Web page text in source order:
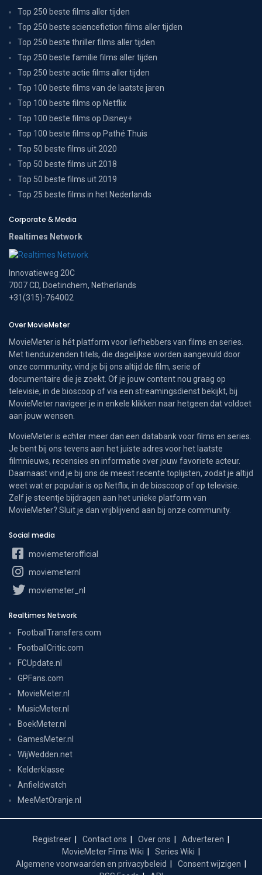
Top 250 beste films aller tijden
Top 250 beste sciencefiction films aller tijden
Top 250 beste thriller films aller tijden
Top 250 beste familie films aller tijden
Top 250 beste actie films aller tijden
Top 100 beste films van de laatste jaren
Top 100 beste films op Netflix
Top 100 beste films op Disney+
Top 100 beste films op Pathé Thuis
Top 50 beste films uit 2020
Top 50 beste films uit 2018
Top 50 beste films uit 2019
Top 25 beste films in het Nederlands
Corporate & Media
Realtimes Network
Innovatieweg 20C
7007 CD, Doetinchem, Netherlands
+31(315)-764002
Over MovieMeter
MovieMeter is hét platform voor liefhebbers van films en series.
Met tienduizenden titels, die dagelijkse worden aangevuld door
onze community, vind je bij ons altijd de film, serie of
documentaire die je zoekt. Of je jouw content nou graag op
televisie, in de bioscoop of via een streamingsdienst bekijkt, bij
MovieMeter navigeer je in enkele klikken naar hetgeen dat voldoet
aan jouw wensen.
MovieMeter is echter meer dan een databank voor films en series.
Je bent bij ons tevens aan het juiste adres voor het laatste
filmnieuws, recensies en informatie over jouw favoriete acteur.
Daarnaast vind je bij ons de meest recente toplijsten, zodat je altijd
weet wat er populair is op Netflix, in de bioscoop of op televisie.
Zelf je steentje bijdragen aan het unieke platform van
MovieMeter? Sluit je dan vrijblijvend aan bij onze community.
Social media
moviemeterofficial
moviemeternl
moviemeter_nl
Realtimes Network
FootballTransfers.com
FootballCritic.com
FCUpdate.nl
GPFans.com
MovieMeter.nl
MusicMeter.nl
BoekMeter.nl
GamesMeter.nl
WijWedden.net
Kelderklasse
Anfieldwatch
MeeMetOranje.nl
Registreer Contact ons Over ons
Adverteren
MovieMeter Films Wiki
Series Wiki
Algemene voorwaarden en privacybeleid
Consent wijzigen